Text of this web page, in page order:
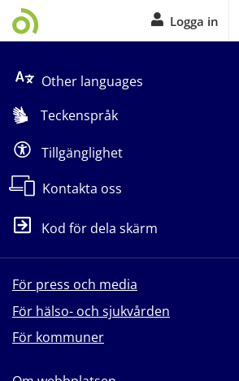
Logga in
Other languages
Teckenspråk
Tillgänglighet
Kontakta oss
Kod för dela skärm
För press och media
För hälso- och sjukvården
För kommuner